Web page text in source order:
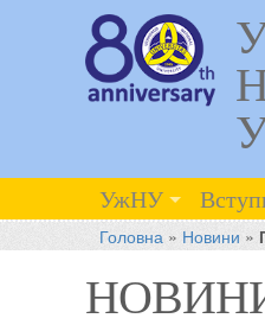
УжНУ
Головна » Новини »